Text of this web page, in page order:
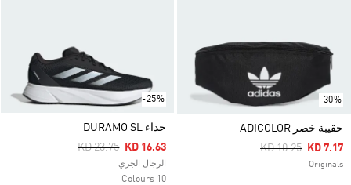
-30%
حقيبة خصر ADICOLOR
Price Reduced
KD 10.25ToKD 7.17
Originals
-25%
حذاء DURAMO SL
Price Reduced From
KD 23.75ToKD 16.63
الرجال الجري
10 Colours